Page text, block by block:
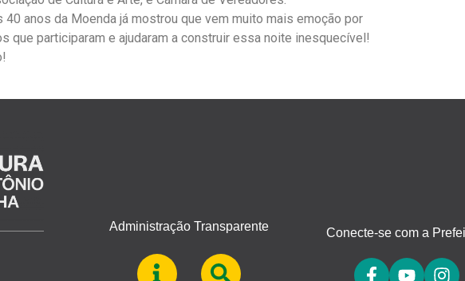
anos da Moenda já mostrou que vem muito mais emoção por
que participaram e ajudaram a construir essa noite inesquecível!
Administração Transparente Conecte-se com a